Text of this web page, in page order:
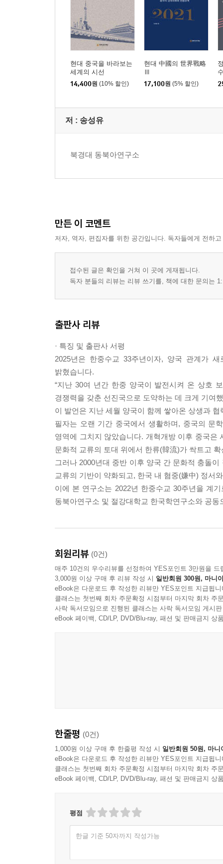
현대 중국을 바라보는
세계의 시선
14,400원 (10% 할인)
현대 中國의 世界戰略
Ⅲ
17,100원 (5% 할인)
저 : 송성유
북경대 동북아연구소
만든 이 코멘트
저자, 역자, 편집자를 위한 공간입니다. 독자들에게 전하
접수된 글은 확인을 거쳐 이 곳에 게재됩니다.
독자 분들의 리뷰는 리뷰 쓰기를, 책에 대한 문의는
출판사 리뷰
· 특징 및 출판사 서평
2025년은 한중수교 33주년이자, 양국 관계가
밝혔습니다.
“지난 30여 년간 한중 양국이 발전시켜 온 상호
경쟁력을 갖춘 선진국으로 도약하는 데 크게 기여
이 발언은 지난 세월 양국이 함께 쌓아온 상생과
필자는 오랜 기간 중국에서 생활하며, 중국의 문
영역에 그치지 않았습니다. 개혁개방 이후 중국
문화적 교류의 토대 위에서 한류(韓流)가 싹트고
그러나 2000년대 중반 이후 양국 간 문화적 충돌
교류의 기반이 약화되고, 한국 내 혐중(嫌中) 정서
이에 본 연구소는 2022년 한중수교 30주년을 계
동북아연구소 및 절강대학교 한국학연구소와 공
회원리뷰 (0건)
매주 10건의 우수리뷰를 선정하여 YES포인트 3만원을 드
3,000원 이상 구매 후 리뷰 작성 시 일반회원 300원, 마니
eBook은 다운로드 후 작성한 리뷰만 YES포인트 지급됩니
클래스는 첫번째 회차 주문확정 시점부터 마지막 회차 주
사락 독서모임으로 진행된 클래스는 사락 독서모임 게시
eBook 페이백, CD/LP, DVD/Blu-ray, 패션 및 판매금지 상
한줄평 (0건)
1,000원 이상 구매 후 한줄평 작성 시 일반회원 50원, 마니
eBook은 다운로드 후 작성한 리뷰만 YES포인트 지급됩니
클래스는 첫번째 회차 주문확정 시점부터 마지막 회차 주
eBook 페이백, CD/LP, DVD/Blu-ray, 패션 및 판매금지 상
평점
한글 기준 50자까지 작성가능